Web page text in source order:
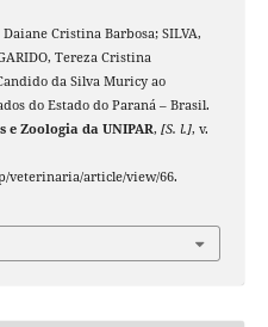
Daiane Cristina Barbosa; SILVA,
Tereza Cristina
da Silva Muricy ao
do Estado do Paraná – Brasil.
Zoologia da UNIPAR, [S. l.], v.
veterinaria/article/view/66.